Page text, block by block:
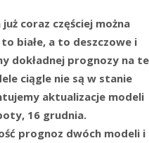
coraz częściej można
białe, a to deszczowe i
dokładnej prognozy na te
ciągle nie są w stanie
aktualizacje modeli
16 grudnia.
prognoz dwóch modeli i